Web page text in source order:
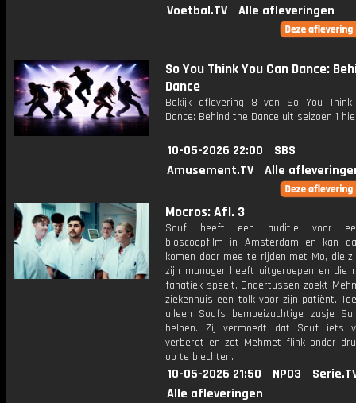
Voetbal.TV
Alle afleveringen
So You Think You Can Dance:
Dance
Bekijk aflevering 8 van So You Think
Dance: Behind the Dance uit seizoen 1
10-05-2026 22:00
SBS
Amusement.TV
Alle
Mocros: Afl. 3
Souf heeft een auditie voor
bioscoopfilm in Amsterdam en kan
komen door mee te rijden met Mo, die
zijn manager heeft uitgeroepen en die
fanatiek speelt. Ondertussen zoekt
ziekenhuis een tolk voor zijn patiënt.
alleen Soufs bemoeizuchtige zusje
helpen. Zij vermoedt dat Souf iets
verbergt en zet Mehmet flink onder
op te biechten.
10-05-2026 21:50 NPO3
Alle afleveringen